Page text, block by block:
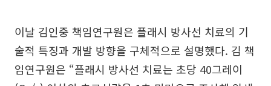
이날 김인중 책임연구원은 플래시 방사선 치료의 기
술적 특징과 개발 방향을 구체적으로 설명했다. 김 책
임연구원은 “플래시 방사선 치료는 초당 40그레이